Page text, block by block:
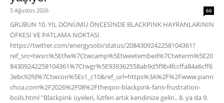
5 Ağustos 2026 66
GRUBUN 10. YIL DÖNÜMÜ ÖNCESİNDE BLACKPINK HAYRANLARININ
ÖFKESİ VE PATLAMA NOKTASI
https://twitter.com/energysobi/status/2084309242258104361?
ref_src=twsrc%5Etfw%7Ctwcamp%5Etweetembed%7Ctwterm%5E20
84309242258104361%7Ctwgr%5E939362558ab9d5f9b4fccffa84a6cff6
3ebc92fd%7Ctwcon%5Es1_c10&ref_url=https%3A%2F%2Fwww.pann
choa.com%2F2026%2F08%2Ftheqoo-blackpink-fans-frustration-
boils.html "Blackpink üyeleri, lütfen artık kendinize gelin.. 8. ya da 9.